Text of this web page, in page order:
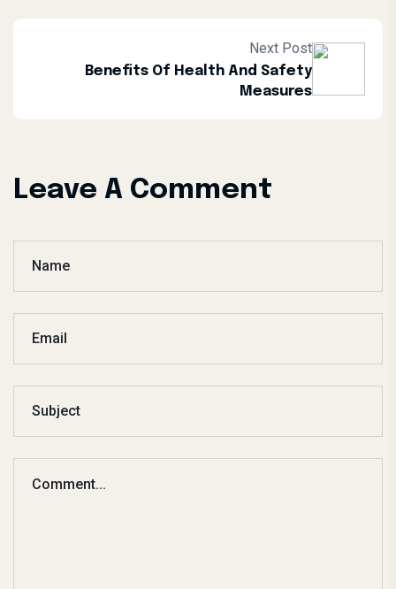
Next Post
Benefits Of Health And Safety
Measures
Leave A Comment